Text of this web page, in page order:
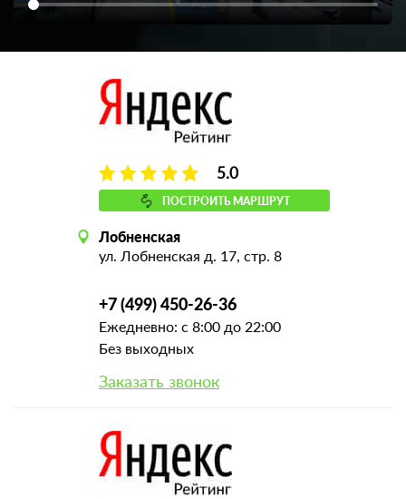
5.0
ПОСТРОИТЬ МАРШРУТ
Лобненская
ул. Лобненская д. 17, стр. 8
+7 (499) 450-26-36
Ежедневно: с 8:00 до 22:00
Без выходных
Заказать звонок